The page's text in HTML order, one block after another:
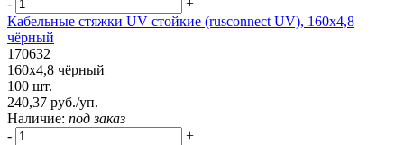
-
+
Кабельные стяжки UV стойкие (rusconnect UV), 160х4,8
чёрный
170632
160х4,8 чёрный
100 шт.
240,37 руб./уп.
Наличие: под заказ
-
+